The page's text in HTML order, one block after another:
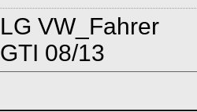
LG VW_Fahrer
GTI 08/13